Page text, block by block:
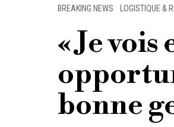
BREAKING NEWS · LOGISTIQUE &
« Je
bonne